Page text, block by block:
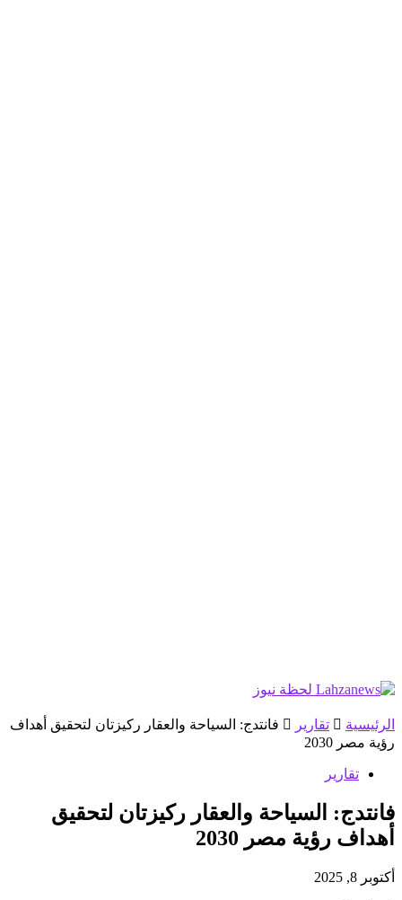
الرئيسية تقارير
فانتدج: السياحة والعقار ركيزتان لتحقيق أهداف
رؤية مصر 2030
تقارير
فانتدج: السياحة والعقار ركيزتان لتحقيق
أهداف رؤية مصر 2030
أكتوبر 8, 2025